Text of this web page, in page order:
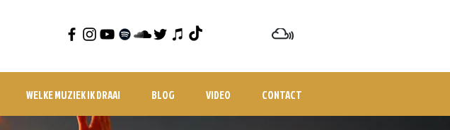
WELKE MUZIEK IK DRAAI BLOG VIDEO CONTACT